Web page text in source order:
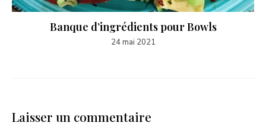
Banque d’ingrédients pour Bowls
24 mai 2021
Laisser un commentaire